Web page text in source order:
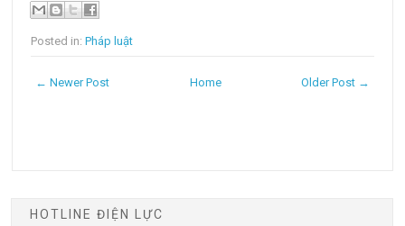
Posted in:Pháp luật
← Newer Post Older Post →
Home
HOTLINE ĐIỆN LỰC